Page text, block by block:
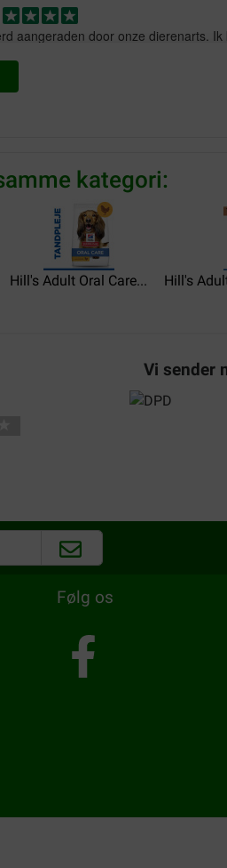
aangeraden door onze dierenarts.
vieux Yorkshire adore,
to English
Brilz
2023
to English
kategori:
Hill's Adult Oral Care... Hill's
Vi sender
Følg os